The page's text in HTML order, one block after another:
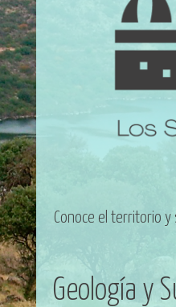
Conoce el territorio y
Geología y